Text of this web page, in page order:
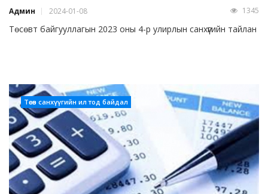
Админ 2024-01-08 1345
Төсөвт байгууллагын 2023 оны 4-р улирлын санхүүгийн тайлан
Төсөв санхүүгийн ил тод байдал